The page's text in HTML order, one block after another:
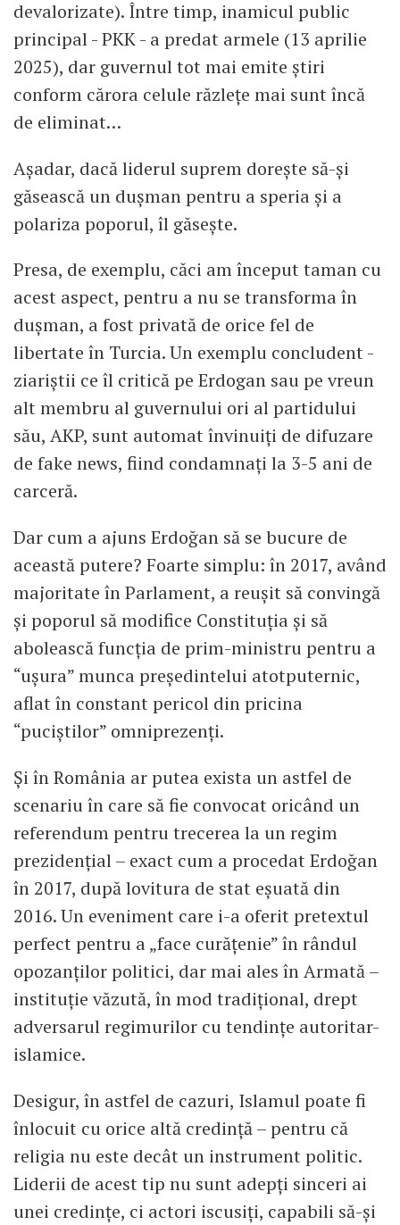
devalorizate). Între timp, inamicul public
principal - PKK - a predat armele (13 aprilie
2025), dar guvernul tot mai emite știri
conform cărora celule răzlețe mai sunt încă
de eliminat…
Așadar, dacă liderul suprem dorește să-și
găsească un dușman pentru a speria și a
polariza poporul, îl găsește.
Presa, de exemplu, căci am început taman cu
acest aspect, pentru a nu se transforma în
dușman, a fost privată de orice fel de
libertate în Turcia. Un exemplu concludent -
ziariștii ce îl critică pe Erdogan sau pe vreun
alt membru al guvernului ori al partidului
său, AKP, sunt automat învinuiți de difuzare
de fake news, fiind condamnați la 3-5 ani de
carceră.
Dar cum a ajuns Erdoğan să se bucure de
această putere? Foarte simplu: în 2017, având
majoritate în Parlament, a reușit să convingă
și poporul să modifice Constituția și să
abolească funcția de prim-ministru pentru a
“ușura” munca președintelui atotputernic,
aflat în constant pericol din pricina
“puciștilor” omniprezenți.
Și în România ar putea exista un astfel de
scenariu în care să fie convocat oricând un
referendum pentru trecerea la un regim
prezidențial – exact cum a procedat Erdoğan
în 2017, după lovitura de stat eșuată din
2016. Un eveniment care i-a oferit pretextul
perfect pentru a „face curățenie” în rândul
opozanților politici, dar mai ales în Armată –
instituție văzută, în mod tradițional, drept
adversarul regimurilor cu tendințe autoritar-
islamice.
Desigur, în astfel de cazuri, Islamul poate fi
înlocuit cu orice altă credință – pentru că
religia nu este decât un instrument politic.
Liderii de acest tip nu sunt adepți sinceri ai
unei credințe, ci actori iscusiți, capabili să-și